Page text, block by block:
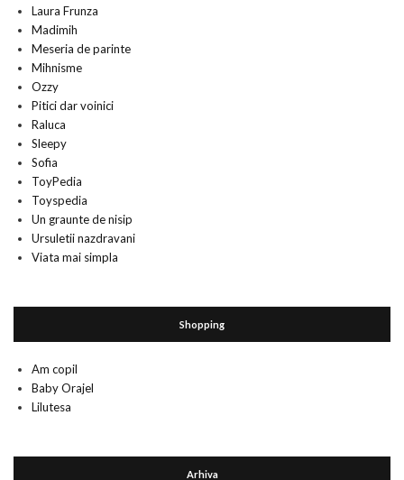
Laura Frunza
Madimih
Meseria de parinte
Mihnisme
Ozzy
Pitici dar voinici
Raluca
Sleepy
Sofia
ToyPedia
Toyspedia
Un graunte de nisip
Ursuletii nazdravani
Viata mai simpla
Shopping
Am copil
Baby Orajel
Lilutesa
Arhiva